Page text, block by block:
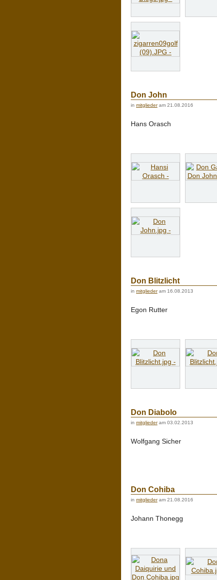
Don John
in mitgliederam 21.08.2016
Hans Orasch
Don Blitzlicht
in mitgliederam 16.08.2013
Egon Rutter
Don Diabolo
in mitgliederam 03.02.2013
Wolfgang Sicher
Don Cohiba
in mitgliederam 21.08.2016
Johann Thonegg